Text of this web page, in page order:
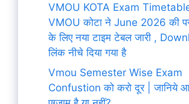
VMOU KOTA Exam Timetable
VMOU कोटा ने June 2026 की
के लिए नया टाइम टेबल जारी ,
लिंक नीचे दिया गया है
Vmou Semester Wise Exam
Confustion को करो दूर | जानिये